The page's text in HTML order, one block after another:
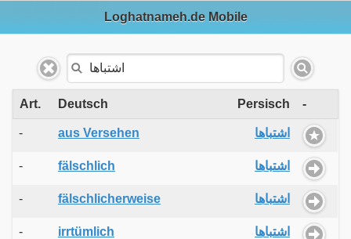
Loghatnameh.de Mobile
Art. Deutsch Persisch -
- aus Versehen اشتباها
- fälschlich اشتباها
- fälschlicherweise اشتباها
- irrtümlich اشتباها